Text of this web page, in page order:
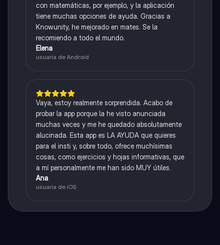
con matemáticas, por ejemplo, y la aplicación
tiene muchas opciones de ayuda. Gracias a
Knowunity, he mejorado en mates. Se la
recomiendo a todo el mundo.
Elena
usuaria de Android
Vaya, estoy realmente sorprendida. Acabo de
probar la app porque la he visto anunciada
muchas veces y me he quedado absolutamente
alucinada. Esta app es LA AYUDA que quieres
para el insti y, sobre todo, ofrece muchísimas
cosas, como ejercicios y hojas informativas, que
a mí personalmente me han sido MUY útiles.
Ana
usuaria de iOS